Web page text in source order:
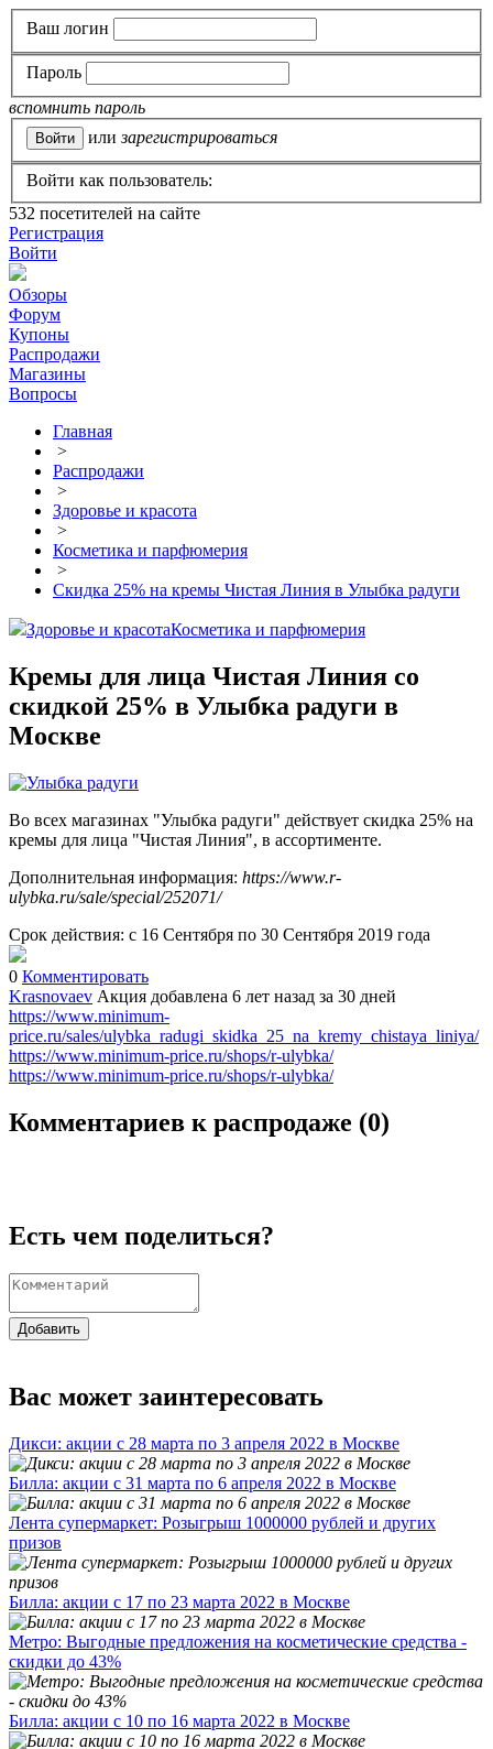
Ваш логин
Пароль
вспомнить пароль
или зарегистрироваться
Войти как пользователь:
532 посетителей на сайте
Регистрация
Войти
Обзоры
Форум
Купоны
Распродажи
Магазины
Вопросы
Главная
>
Распродажи
>
Здоровье и красота
>
Косметика и парфюмерия
>
Скидка 25% на кремы Чистая Линия в Улыбка радуги
Здоровье и красотаКосметика и парфюмерия
Кремы для лица Чистая Линия со
скидкой 25% в Улыбка радуги в
Москве
Во всех магазинах "Улыбка радуги" действует скидка 25% на
кремы для лица "Чистая Линия", в ассортименте.
Дополнительная информация: https://www.r-
ulybka.ru/sale/special/252071/
Срок действия: с 16 Сентября по 30 Сентября 2019 года
0 Комментировать
Krasnovaev Акция добавлена 6 лет назад за 30 дней
https://www.minimum-
price.ru/sales/ulybka_radugi_skidka_25_na_kremy_chistaya_liniya/
https://www.minimum-price.ru/shops/r-ulybka/
https://www.minimum-price.ru/shops/r-ulybka/
Комментариев к распродаже (0)
Есть чем поделиться?
Добавить
Вас может заинтересовать
Дикси: акции с 28 марта по 3 апреля 2022 в Москве
Билла: акции с 31 марта по 6 апреля 2022 в Москве
Лента супермаркет: Розыгрыш 1000000 рублей и других
призов
Билла: акции с 17 по 23 марта 2022 в Москве
Метро: Выгодные предложения на косметические средства -
скидки до 43%
Билла: акции с 10 по 16 марта 2022 в Москве